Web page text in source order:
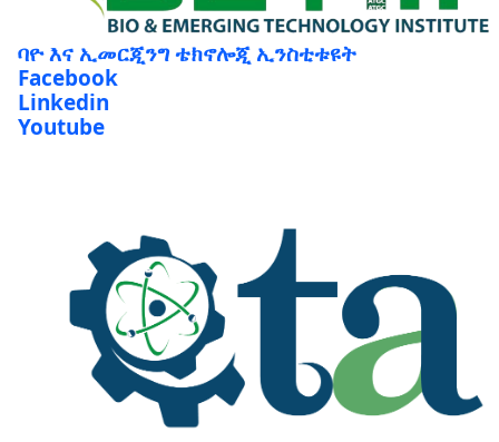
ባዮ እና ኢመርጂንግ ቴክኖሎጂ ኢንስቲቱዩት
Facebook
Linkedin
Youtube